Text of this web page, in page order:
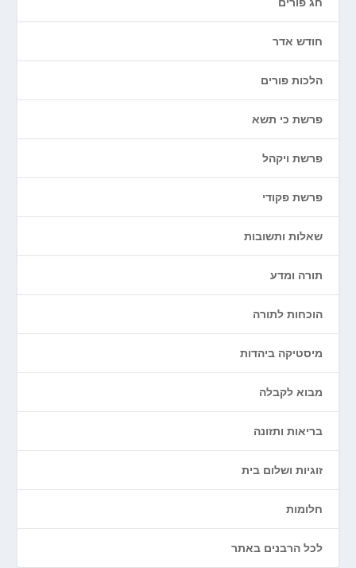
חג פורים
חודש אדר
הלכות פורים
פרשת כי תשא
פרשת ויקהל
פרשת פקודי
שאלות ותשובות
תורה ומדע
הוכחות לתורה
מיסטיקה ביהדות
מבוא לקבלה
בריאות ותזונה
זוגיות ושלום בית
חלומות
לכל הרבנים באתר